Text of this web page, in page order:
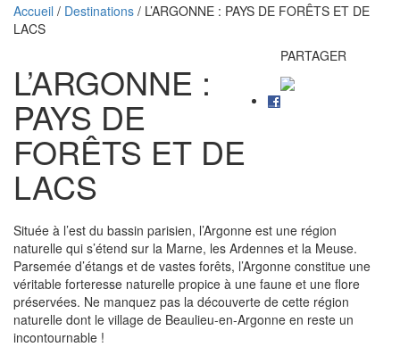
Accueil / Destinations / L’ARGONNE : PAYS DE FORÊTS ET DE
LACS
L’ARGONNE :
PAYS DE
FORÊTS ET DE
LACS
PARTAGER
Située à l’est du bassin parisien, l’Argonne est une région
naturelle qui s’étend sur la Marne, les Ardennes et la Meuse.
Parsemée d’étangs et de vastes forêts, l’Argonne constitue une
véritable forteresse naturelle propice à une faune et une flore
préservées. Ne manquez pas la découverte de cette région
naturelle dont le village de Beaulieu-en-Argonne en reste un
incontournable !